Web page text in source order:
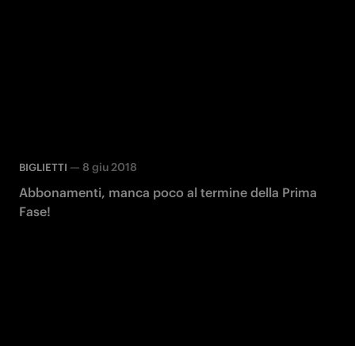
BIGLIETTI — 8 giu 2018
Abbonamenti, manca poco al termine della Prima
Fase!